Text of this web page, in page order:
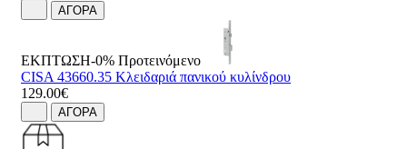
ΑΓΟΡΑ
ΕΚΠΤΩΣΗ-0% Προτεινόμενο
CISA 43660.35 Κλειδαριά πανικού κυλίνδρου
129.00€
ΑΓΟΡΑ